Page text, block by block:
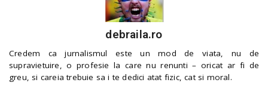
debraila.ro
Credem ca jurnalismul este un mod de viata, nu de
supravietuire, o profesie la care nu renunti – oricat ar fi de
greu, si careia trebuie sa i te dedici atat fizic, cat si moral.